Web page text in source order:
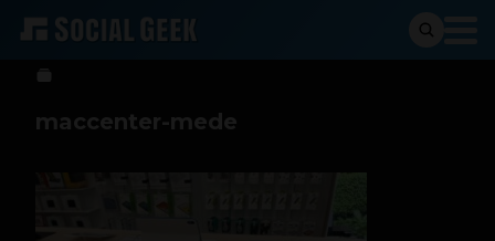
Sergio Ramos 9 de junio de 2023
maccenter-mede